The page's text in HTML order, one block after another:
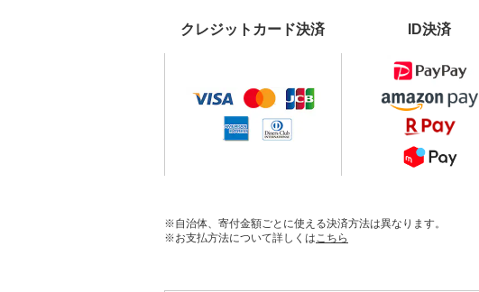
クレジットカード決済 ID決済
※自治体、寄付金額ごとに使える決済方法は異なります。
※お支払方法について詳しくはこちら